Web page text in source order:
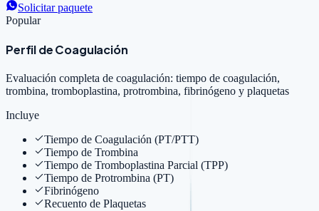
Solicitar paquete
Popular
Perfil de Coagulación
Evaluación completa de coagulación: tiempo de coagulación,
trombina, tromboplastina, protrombina, fibrinógeno y plaquetas
Incluye
Tiempo de Coagulación (PT/PTT)
Tiempo de Trombina
Tiempo de Tromboplastina Parcial (TPP)
Tiempo de Protrombina (PT)
Fibrinógeno
Recuento de Plaquetas